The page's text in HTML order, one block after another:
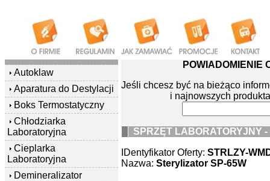
Autoklaw
Aparatura do Destylacji
Boks Termostatyczny
Chłodziarka
Laboratoryjna
Cieplarka
Laboratoryjna
Demineralizator
POWIADOMIENIE
Jeśli chcesz być na bieżąco
i najnowszych
SPRZĘT LABORATORYJNY -
IDentyfikator Oferty: STRLZY-
Nazwa: Sterylizator SP-65W